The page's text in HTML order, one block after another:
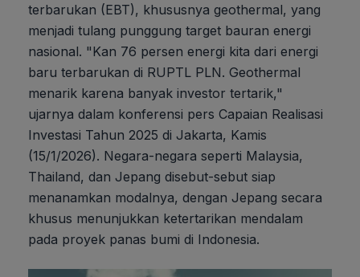
terbarukan (EBT), khususnya geothermal, yang
menjadi tulang punggung target bauran energi
nasional. "Kan 76 persen energi kita dari energi
baru terbarukan di RUPTL PLN. Geothermal
menarik karena banyak investor tertarik,"
ujarnya dalam konferensi pers Capaian Realisasi
Investasi Tahun 2025 di Jakarta, Kamis
(15/1/2026). Negara-negara seperti Malaysia,
Thailand, dan Jepang disebut-sebut siap
menanamkan modalnya, dengan Jepang secara
khusus menunjukkan ketertarikan mendalam
pada proyek panas bumi di Indonesia.